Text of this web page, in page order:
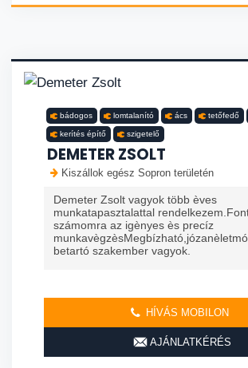
bádogos lomtalanító ács tetőfedő
kerítés építő szigetelő
DEMETER ZSOLT
Kiszállok egész Sopron területén
Demeter Zsolt vagyok több èves
munkatapasztalattal
számomra az igènyes ès precíz
betartó szakember vagyok.
HÍVÁS MOBILON
AJÁNLATKÉRÉS